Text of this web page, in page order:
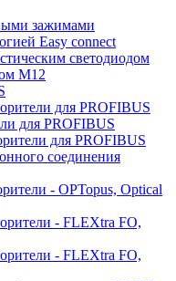
зажимами
Easy connect
светодиодом
М12
для PROFIBUS
для PROFIBUS
для PROFIBUS
соединения
- OPTopus, Optical
- FLEXtra FO,
- FLEXtra FO,